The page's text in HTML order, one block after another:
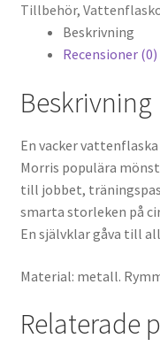
Tillbehör,
Beskrivning
Recensioner (0)
Beskrivning
En vacker
Morris populära
till jobbet,
smarta storleken på
En självklar gåva till
Material: metall.
Relaterade